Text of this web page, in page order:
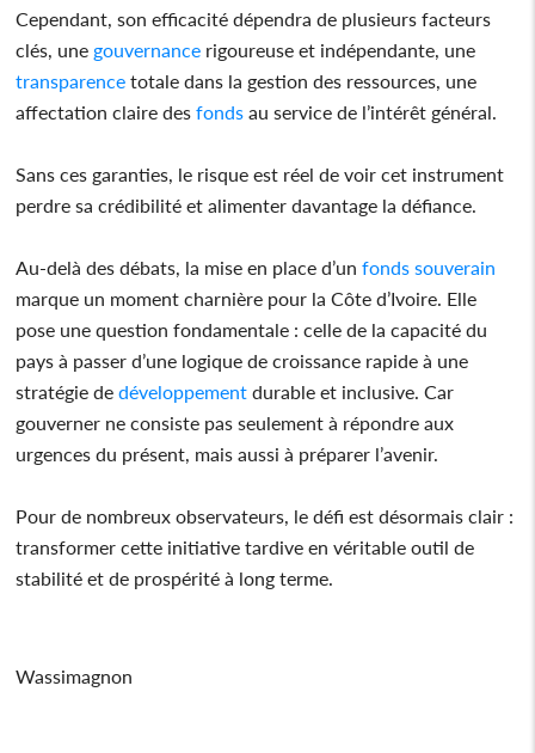
Cependant, son efficacité dépendra de plusieurs facteurs
clés, une gouvernance rigoureuse et indépendante, une
transparence totale dans la gestion des ressources, une
affectation claire des fonds au service de l’intérêt général.
Sans ces garanties, le risque est réel de voir cet instrument
perdre sa crédibilité et alimenter davantage la défiance.
Au-delà des débats, la mise en place d’un fonds souverain
marque un moment charnière pour la Côte d’Ivoire. Elle
pose une question fondamentale : celle de la capacité du
pays à passer d’une logique de croissance rapide à une
stratégie de développement durable et inclusive. Car
gouverner ne consiste pas seulement à répondre aux
urgences du présent, mais aussi à préparer l’avenir.
Pour de nombreux observateurs, le défi est désormais clair :
transformer cette initiative tardive en véritable outil de
stabilité et de prospérité à long terme.
Wassimagnon